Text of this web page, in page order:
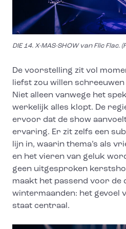
DIE 14. X-MAS-SHOW van Flic Flac.
De voorstelling zit vol
liefst zou willen
Niet alleen vanwege het
werkelijk alles klopt. De
ervoor dat de show
ervaring. Er zit zelfs een
lijn in, waarin thema’s als
en het vieren van geluk
geen uitgesproken
maakt het passend voor de
wintermaanden: het gevoel
staat centraal.